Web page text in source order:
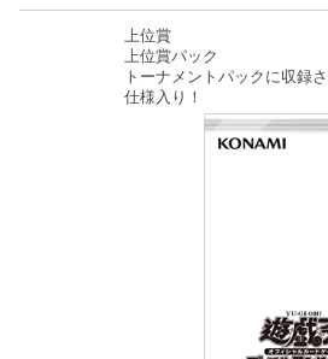
上位賞
上位賞パック
トーナメントパックに収録
仕様入り！